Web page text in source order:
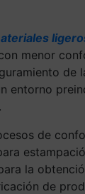
menor
entorno
de
la
de